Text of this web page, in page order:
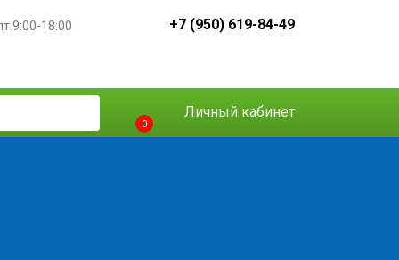
18:00 +7 (950) 619-84-49
0
Личный кабинет